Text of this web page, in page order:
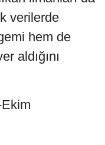
verilerde
hem de
aldığını